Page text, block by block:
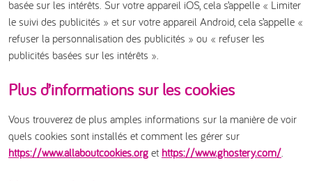
basée sur les intérêts. Sur votre appareil iOS, cela s’appelle « Limiter
le suivi des publicités » et sur votre appareil Android, cela s’appelle «
refuser la personnalisation des publicités » ou « refuser les
publicités basées sur les intérêts ».
Plus d’informations sur les cookies
Vous trouverez de plus amples informations sur la manière de voir
quels cookies sont installés et comment les gérer sur
https://www.allaboutcookies.org et https://www.ghostery.com/.